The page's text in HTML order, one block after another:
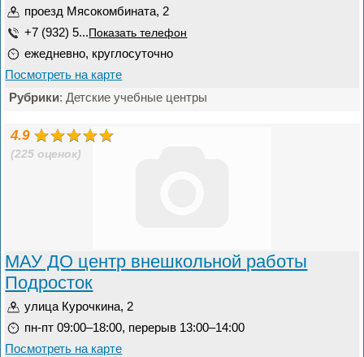
проезд Мясокомбината, 2
+7 (932) 5... Показать телефон
ежедневно, круглосуточно
Посмотреть на карте
Рубрики: Детские учебные центры
4.9
(225 оценок)
МАУ ДО центр внешкольной работы
Подросток
улица Курочкина, 2
пн-пт 09:00–18:00, перерыв 13:00–14:00
Посмотреть на карте